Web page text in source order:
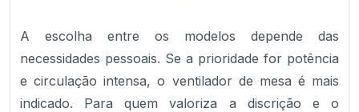
A escolha entre os modelos depende das
necessidades pessoais. Se a prioridade for potência
e circulação intensa, o ventilador de mesa é mais
indicado. Para quem valoriza a discrição e o